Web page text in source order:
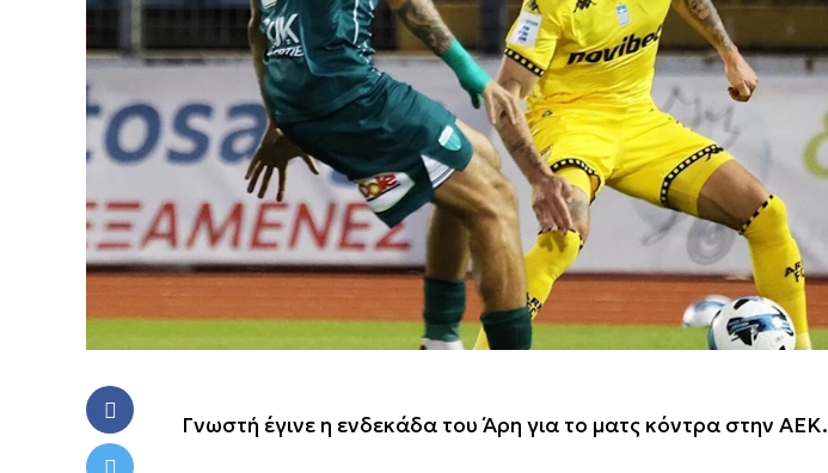
Γνωστή έγινε η ενδεκάδα του Άρη για το ματς κόντρα στην ΑΕΚ.